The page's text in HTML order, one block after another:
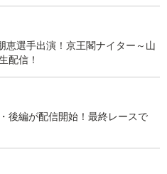
恵選手出演！京王閣ナイター～山
配信！
後編が配信開始！最終レースで